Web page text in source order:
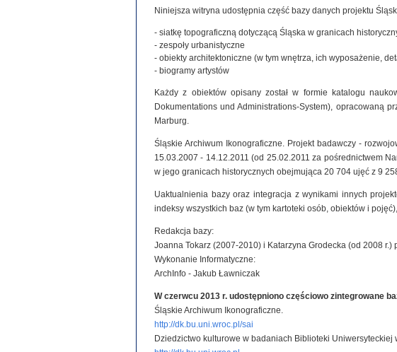
Niniejsza witryna udostępnia część bazy danych projektu
- siatkę topograficzną dotyczącą Śląska w granicach
- zespoły urbanistyczne
- obiekty architektoniczne (w tym wnętrza, ich wyposażenie,
- biogramy artystów
Każdy z obiektów opisany został w formie katalogu
Dokumentations und Administrations-System), opracowaną
Marburg.
Śląskie Archiwum Ikonograficzne. Projekt badawczy -
15.03.2007 - 14.12.2011 (od 25.02.2011 za pośrednictwem
w jego granicach historycznych obejmująca 20 704 ujęć z 9
Uaktualnienia bazy oraz integracja z wynikami innych
indeksy wszystkich baz (w tym kartoteki osób, obiektów i
Redakcja bazy:
Joanna Tokarz (2007-2010) i Katarzyna Grodecka (od 2008 r.)
Wykonanie Informatyczne:
ArchInfo - Jakub Ławniczak
W czerwcu 2013 r. udostępniono częściowo zintegrowane
Śląskie Archiwum Ikonograficzne.
http://dk.bu.uni.wroc.pl/sai
Dziedzictwo kulturowe w badaniach Biblioteki Uniwersyteckiej